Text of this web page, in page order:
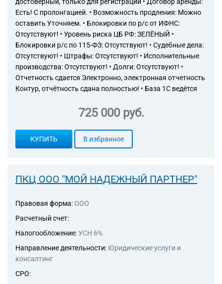
Есть! С пролонгацией. • Возможность продления: Можно
оставить Уточняем. • Блокировки по р/с от ИФНС:
Отсутствуют! • Уровень риска ЦБ РФ: ЗЕЛЁНЫЙ •
Блокировки р/с по 115-ФЗ: Отсутствуют! • Судебные дела:
Отсутствуют! • Штрафы: Отсутствуют! • Исполнительные
производства: Отсутствуют! • Долги: Отсутствуют! •
Отчетность сдается Электронно, электронная отчетность
Контур, отчётность сдана полностью! • База 1С ведётся
725 000 руб.
КУПИТЬ В избранное
ПКЦ ООО "МОЙ НАДЕЖНЫЙ ПАРТНЕР"
Правовая форма: ООО
Расчетный счет:
Налогообложение:УСН 6%
Направление деятельности: Юридические услуги и
консалтинг
СРО: